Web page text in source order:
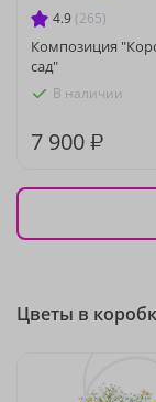
4.9 (265)
Композиция
сад"
В наличии
7 900 ₽
Цветы в